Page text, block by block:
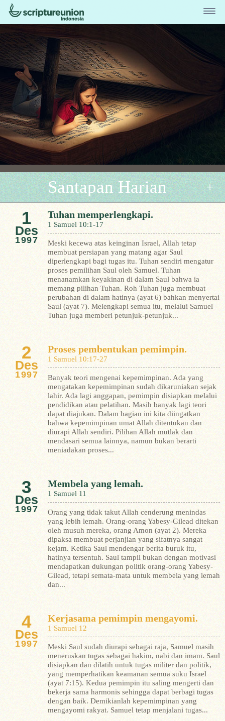
Santapan Harian
1
Des
1997
Tuhan memperlengkapi.
1 Samuel 10:1-17
Meski kecewa atas keinginan Israel, Allah tetap
membuat persiapan yang matang agar Saul
diperlengkapi bagi tugas itu. Tuhan sendiri mengatur
proses pemilihan Saul oleh Samuel. Tuhan
menanamkan keyakinan di dalam Saul bahwa ia
memang pilihan Tuhan. Roh Tuhan juga membuat
perubahan di dalam hatinya (ayat 6) bahkan menyertai
Saul (ayat 7). Melengkapi semua itu, melalui Samuel
Tuhan juga memberi petunjuk-petunjuk...
2
Des
1997
Proses pembentukan pemimpin.
1 Samuel 10:17-27
Banyak teori mengenai kepemimpinan. Ada yang
mengatakan kepemimpinan sudah dikaruniakan sejak
lahir. Ada lagi anggapan, pemimpin disiapkan melalui
pendidikan atau pelatihan. Masih banyak lagi teori
dapat diajukan. Dalam bagian ini kita diingatkan
bahwa kepemimpinan umat Allah ditentukan dan
diurapi Allah sendiri. Pilihan Allah mutlak dan
mendasari semua lainnya, namun bukan berarti
meniadakan proses...
3
Des
1997
Membela yang lemah.
1 Samuel 11
Orang yang tidak takut Allah cenderung menindas
yang lebih lemah. Orang-orang Yabesy-Gilead ditekan
oleh musuh mereka, orang Amon (ayat 2). Mereka
dipaksa membuat perjanjian yang sifatnya sangat
kejam. Ketika Saul mendengar berita buruk itu,
hatinya tersentuh. Saul tampil bukan dengan motivasi
mendapatkan dukungan politik orang-orang Yabesy-
Gilead, tetapi semata-mata untuk membela yang lemah
dan...
4
Des
1997
Kerjasama pemimpin mengayomi.
1 Samuel 12
Meski Saul sudah diurapi sebagai raja, Samuel masih
meneruskan tugas sebagai hakim, nabi dan imam. Saul
disiapkan dan dilatih untuk tugas militer dan politik,
yang memperhatikan keamanan semua suku Israel
(ayat 7:15). Kedua pemimpin itu saling mengerti dan
bekerja sama harmonis sehingga dapat berbagi tugas
dengan baik. Demikianlah kepemimpinan yang
mengayomi rakyat. Samuel tetap menjalani tugas...